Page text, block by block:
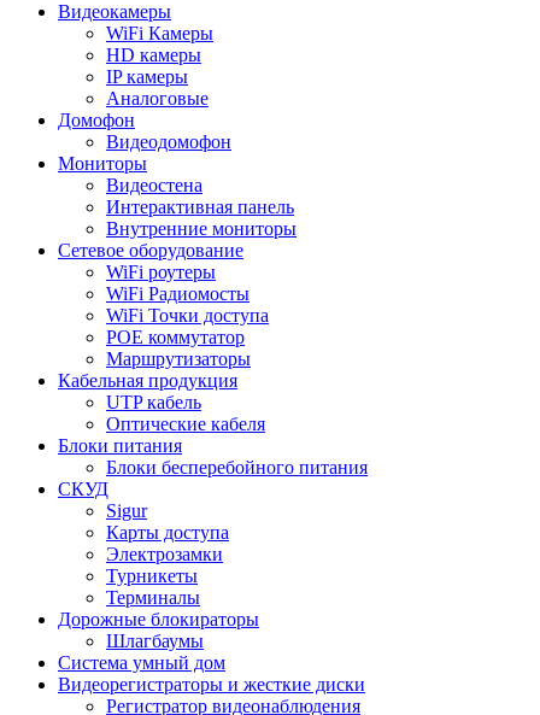
Видеокамеры
WiFi Камеры
HD камеры
IP камеры
Аналоговые
Домофон
Видеодомофон
Мониторы
Видеостена
Интерактивная панель
Внутренние мониторы
Сетевое оборудование
WiFi роутеры
WiFi Радиомосты
WiFi Точки доступа
POE коммутатор
Маршрутизаторы
Кабельная продукция
UTP кабель
Оптические кабеля
Блоки питания
Блоки бесперебойного питания
СКУД
Sigur
Карты доступа
Электрозамки
Турникеты
Терминалы
Дорожные блокираторы
Шлагбаумы
Cистема умный дом
Видеорегистраторы и жесткие диски
Регистратор видеонаблюдения